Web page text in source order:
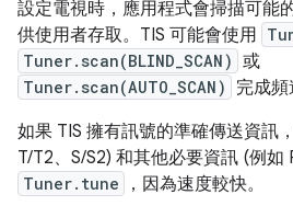
設定電視時，應用程式會掃描可能
供使用者存取。TIS 可能會使用
Tuner.scan(BLIND_SCAN) 或
Tuner.scan(AUTO_SCAN)
完成頻
如果 TIS 擁有訊號的準確傳送資訊
T/T2、S/S2) 和其他必要資訊 (例如
Tuner.tune
，因為速度較快。